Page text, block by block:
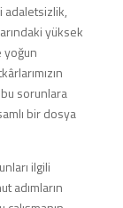
adaletsizlik,
yüksek
yoğun
sorunlara
bir dosya
ilgili
adımların